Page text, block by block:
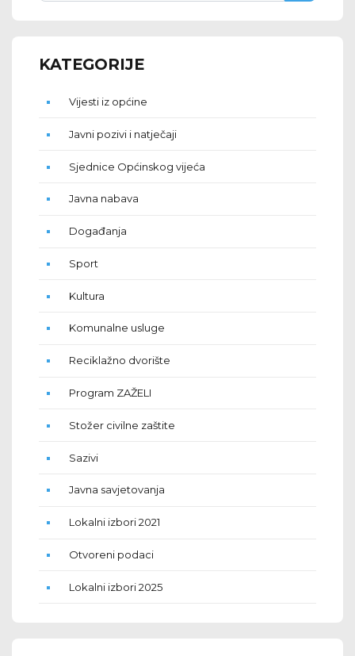
KATEGORIJE
Vijesti iz općine
Javni pozivi i natječaji
Sjednice Općinskog vijeća
Javna nabava
Događanja
Sport
Kultura
Komunalne usluge
Reciklažno dvorište
Program ZAŽELI
Stožer civilne zaštite
Sazivi
Javna savjetovanja
Lokalni izbori 2021
Otvoreni podaci
Lokalni izbori 2025